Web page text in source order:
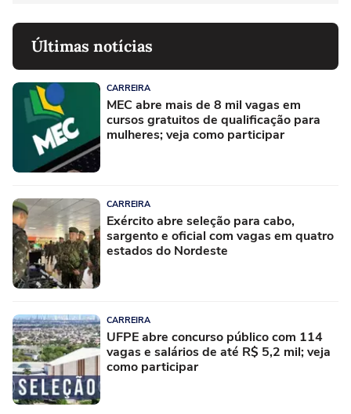
Últimas notícias
CARREIRA
MEC abre mais de 8 mil vagas em
cursos gratuitos de qualificação para
mulheres; veja como participar
CARREIRA
Exército abre seleção para cabo,
sargento e oficial com vagas em quatro
estados do Nordeste
CARREIRA
UFPE abre concurso público com 114
vagas e salários de até R$ 5,2 mil; veja
como participar